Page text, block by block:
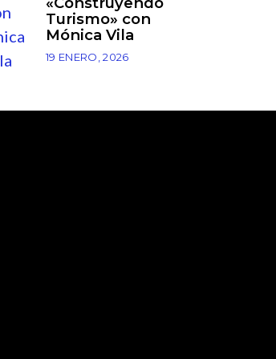
Turismo» con
Mónica Vila
19 ENERO, 2026